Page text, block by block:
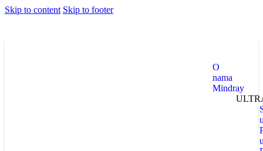
Skip to content Skip to footer
O
nama
Mindray